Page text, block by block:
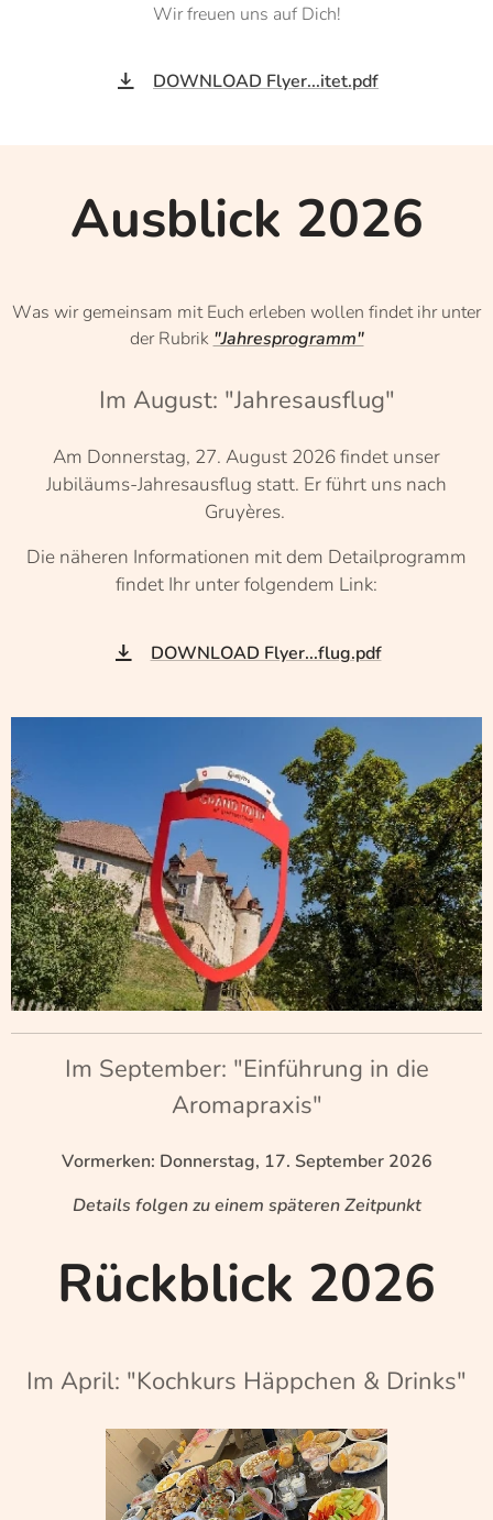
Wir freuen uns auf Dich!
DOWNLOAD Flyer...itet.pdf
Ausblick 2026
Was wir gemeinsam mit Euch erleben wollen findet ihr unter
der Rubrik "Jahresprogramm"
Im August: "Jahresausflug"
Am Donnerstag, 27. August 2026 findet unser
Jubiläums-Jahresausflug statt. Er führt uns nach
Gruyères.
Die näheren Informationen mit dem Detailprogramm
findet Ihr unter folgendem Link:
DOWNLOAD Flyer...flug.pdf
Im September: "Einführung in die
Aromapraxis"
Vormerken: Donnerstag, 17. September 2026
Details folgen zu einem späteren Zeitpunkt
Rückblick 2026
Im April: "Kochkurs Häppchen & Drinks"